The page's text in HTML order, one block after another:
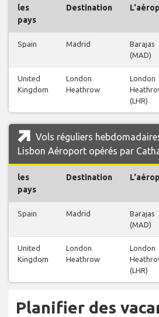
les
pays
Destination
Spain Madrid
Barajas
(MAD)
United
Kingdom
London
Heathrow
London
(LHR)
Vols réguliers
Lisbon Aéroport opérés par
les
pays
Destination
Spain Madrid
Barajas
(MAD)
United
Kingdom
London
Heathrow
London
(LHR)
Planifier des